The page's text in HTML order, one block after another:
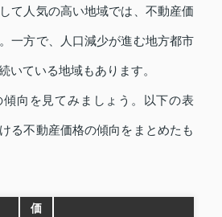
て人気の高い地域では、不動産価
一方で、人口減少が進む地方都市
いている地域もあります。
向を見てみましょう。以下の表
る不動産価格の傾向をまとめたも
価